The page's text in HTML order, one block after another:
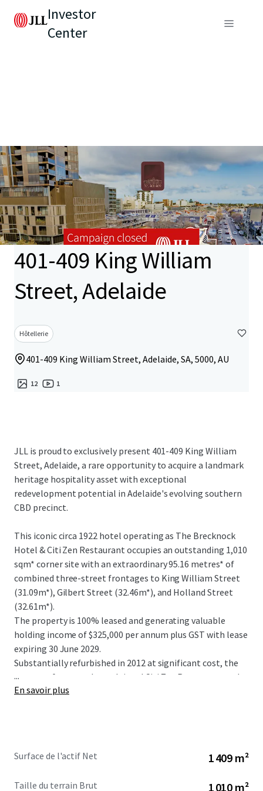
Investor
Center
401-409 King William
Street, Adelaide
Hôtellerie
401-409 King William Street, Adelaide, SA, 5000, AU
12 1
JLL is proud to exclusively present 401-409 King William
Street, Adelaide, a rare opportunity to acquire a landmark
heritage hospitality asset with exceptional
redevelopment potential in Adelaide's evolving southern
CBD precinct.
This iconic circa 1922 hotel operating as The Brecknock
Hotel & Citi Zen Restaurant occupies an outstanding 1,010
sqm* corner site with an extraordinary 95.16 metres* of
combined three-street frontages to King William Street
(31.09m*), Gilbert Street (32.46m*), and Holland Street
(32.61m*).
The property is 100% leased and generating valuable
holding income of $325,000 per annum plus GST with lease
expiring 30 June 2029.
Substantially refurbished in 2012 at significant cost, the
property features the acclaimed Citi Zen Restaurant and
traditional Brecknock Bar, complete with a General &
...
En savoir plus
Surface de l'actif Net 1 409 m²
Taille du terrain Brut 1 010 m²